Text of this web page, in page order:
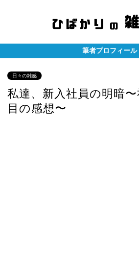
筆者プロフィール
日々の雑感
私達、新入社員の明暗
目の感想〜